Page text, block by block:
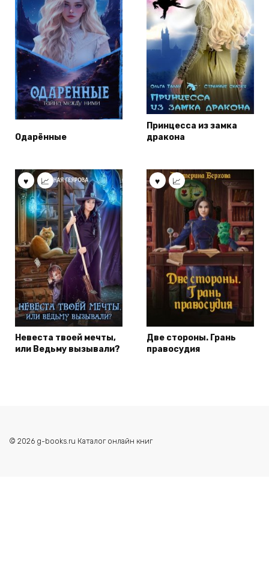
Одарённые
Принцесса из замка
дракона
Невеста твоей мечты,
или Ведьму вызывали?
Две стороны. Грань
правосудия
© 2026 g-books.ru Каталог онлайн книг